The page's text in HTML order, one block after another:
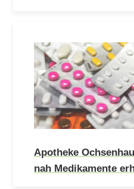
Apotheke
nah Medikamente